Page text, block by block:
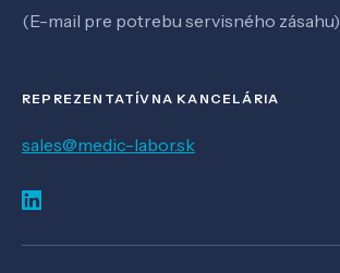
(E-mail pre potrebu servisného zásahu)
REPREZENTATÍVNA KANCELÁRIA
sales@medic-labor.sk